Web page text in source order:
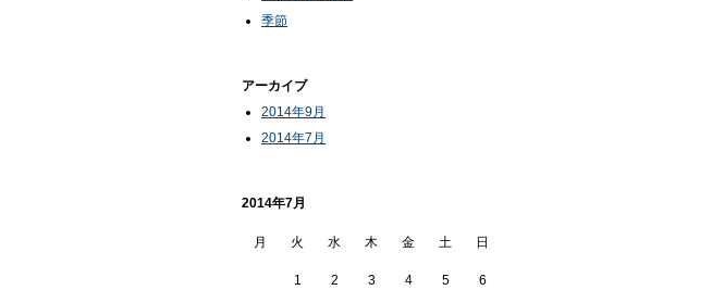
季節
アーカイブ
2014年9月
2014年7月
2014年7月
月 火 水 木 金 土 日
1 2 3 4 5
6